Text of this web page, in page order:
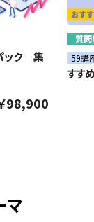
ック 集
98,900
質問
59講
すす
マ